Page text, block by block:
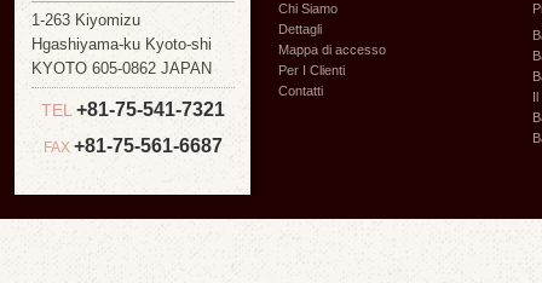
1-263 Kiyomizu
Hgashiyama-ku Kyoto-shi
KYOTO 605-0862 JAPAN
TEL +81-75-541-7321
FAX +81-75-561-6687
Chi Siamo
Dettagli
Mappa di accesso
Per I Clienti
Contatti
Il